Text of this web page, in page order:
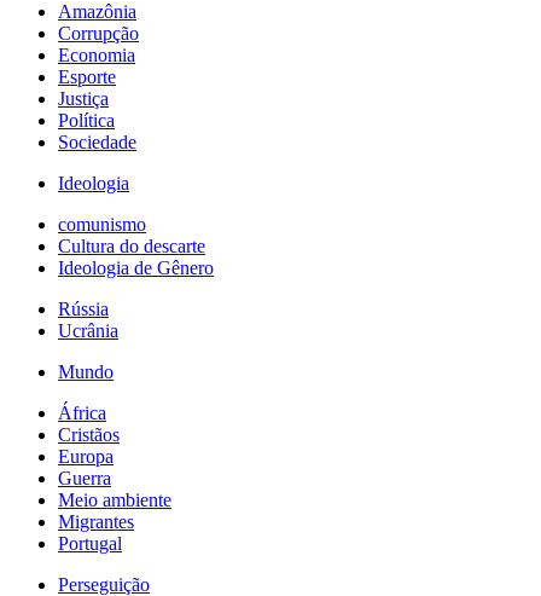
Amazônia
Corrupção
Economia
Esporte
Justiça
Política
Sociedade
Ideologia
comunismo
Cultura do descarte
Ideologia de Gênero
Rússia
Ucrânia
Mundo
África
Cristãos
Europa
Guerra
Meio ambiente
Migrantes
Portugal
Perseguição